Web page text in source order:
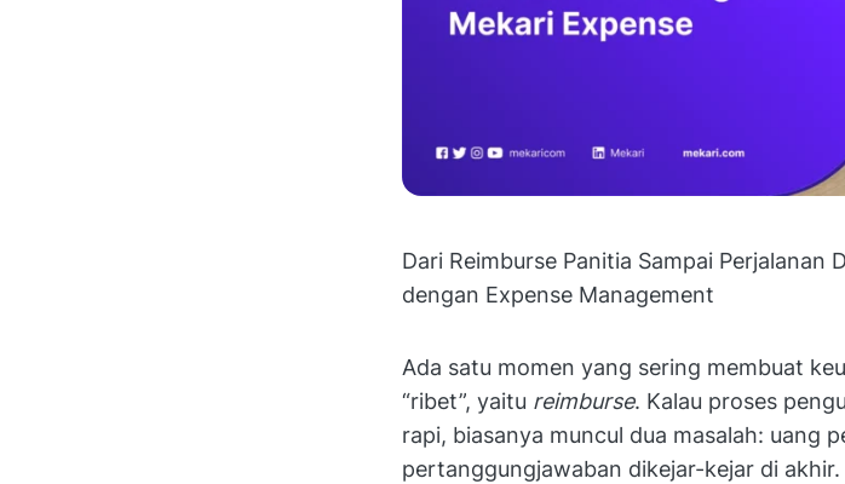
Dari Reimburse Panitia Sampai Perjalanan
dengan Expense Management
Ada satu momen yang sering membuat
“ribet”, yaitu reimburse. Kalau proses
rapi, biasanya muncul dua masalah: uang
pertanggungjawaban dikejar-kejar di akhir.